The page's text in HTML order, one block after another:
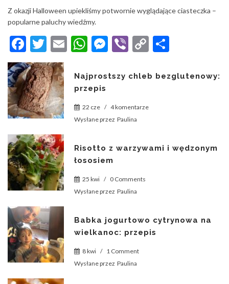
Z okazji Halloween upiekliśmy potwornie wyglądające ciasteczka –
popularne paluchy wiedźmy.
Facebook
Twitter
EmailWhatsApp
Messenger
Viber
Copy
Najprostszy chleb bezglutenowy:
przepis
22 cze / 4 komentarze
Wysłane przez Paulina
Risotto z warzywami i wędzonym
łososiem
25 kwi / 0 Comments
Wysłane przez Paulina
Babka jogurtowo cytrynowa na
wielkanoc: przepis
8 kwi / 1 Comment
Wysłane przez Paulina